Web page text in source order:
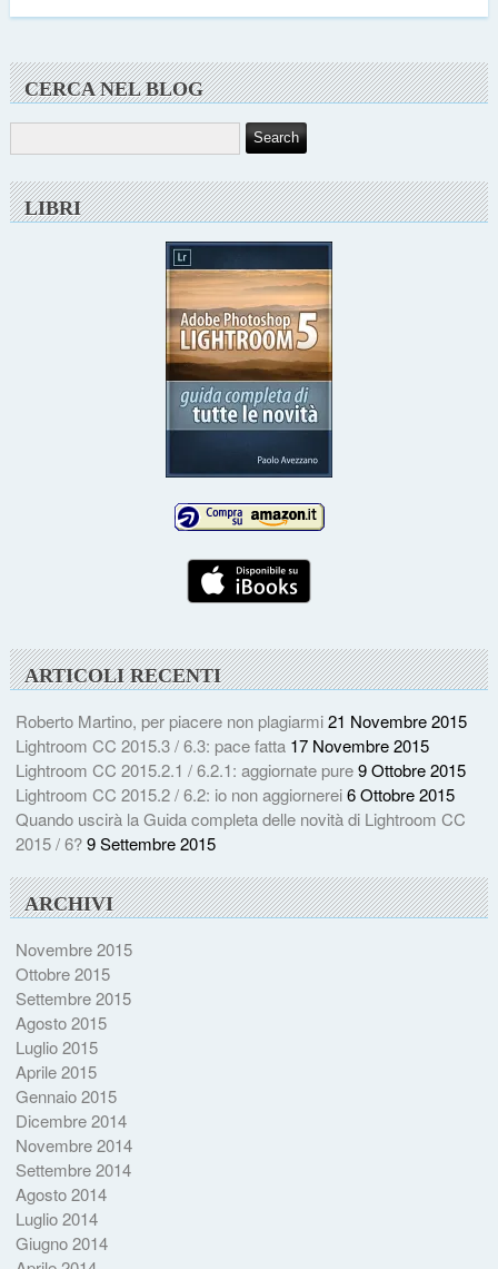
CERCA NEL BLOG
LIBRI
ARTICOLI RECENTI
Roberto Martino, per piacere non plagiarmi21 Novembre 2015
Lightroom CC 2015.3 / 6.3: pace fatta 17 Novembre 2015
Lightroom CC 2015.2.1 / 6.2.1: aggiornate pure9 Ottobre 2015
Lightroom CC 2015.2 / 6.2: io non aggiornerei6 Ottobre 2015
Quando uscirà la Guida completa delle novità di Lightroom CC
2015 / 6?9 Settembre 2015
ARCHIVI
Novembre 2015
Ottobre 2015
Settembre 2015
Agosto 2015
Luglio 2015
Aprile 2015
Gennaio 2015
Dicembre 2014
Novembre 2014
Settembre 2014
Agosto 2014
Luglio 2014
Giugno 2014